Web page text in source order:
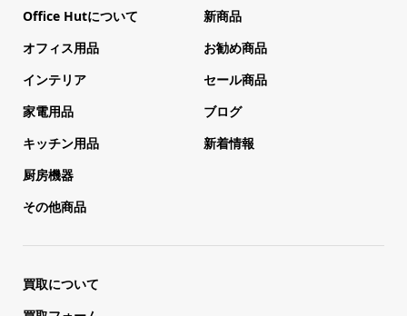
Office Hutについて
オフィス用品
インテリア
家電用品
キッチン用品
厨房機器
その他商品
新商品
お勧め商品
セール商品
ブログ
新着情報
買取について